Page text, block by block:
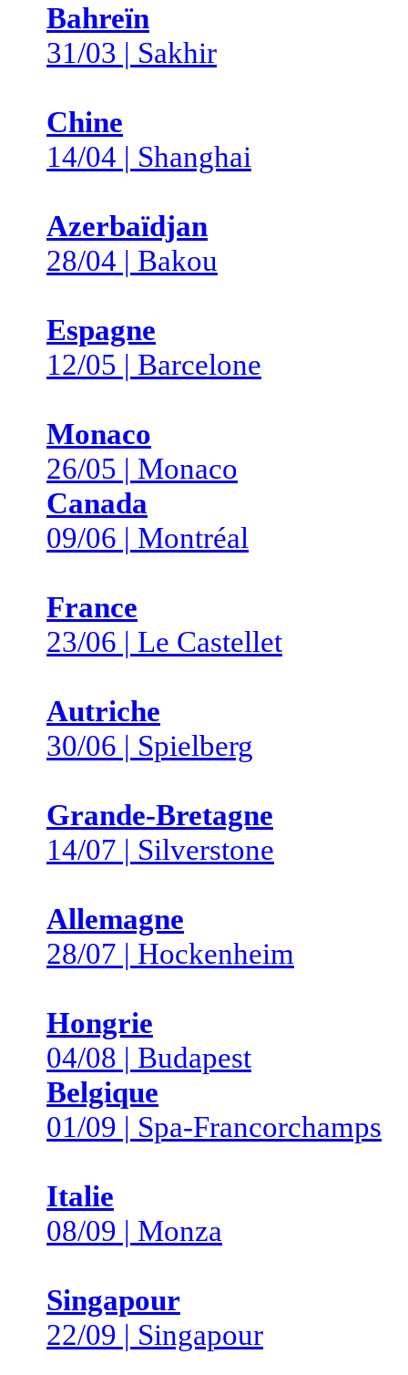
Bahreïn
31/03 | Sakhir
Chine
14/04 | Shanghai
Azerbaïdjan
28/04 | Bakou
Espagne
12/05 | Barcelone
Monaco
26/05 | Monaco
Canada
09/06 | Montréal
France
23/06 | Le Castellet
Autriche
30/06 | Spielberg
Grande-Bretagne
14/07 | Silverstone
Allemagne
28/07 | Hockenheim
Hongrie
04/08 | Budapest
Belgique
01/09 | Spa-Francorchamps
Italie
08/09 | Monza
Singapour
22/09 | Singapour